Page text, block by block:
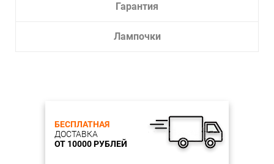
Гарантия
Лампочки
БЕСПЛАТНАЯ
ДОСТАВКА
ОТ 10000 РУБЛЕЙ